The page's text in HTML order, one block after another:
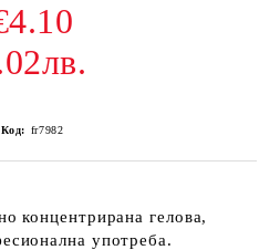
Код: fr7982
концентриранa гелова,
употреба.